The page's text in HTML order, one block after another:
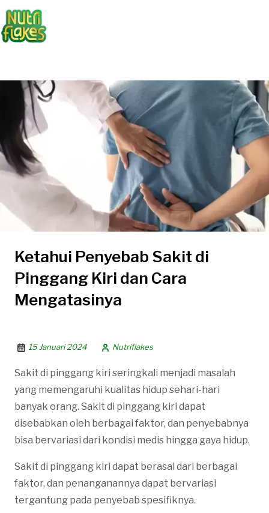
Ketahui Penyebab Sakit di
Pinggang Kiri dan Cara
Mengatasinya
15 Januari 2024 Nutriflakes
Sakit di pinggang kiri seringkali menjadi masalah
yang memengaruhi kualitas hidup sehari-hari
banyak orang. Sakit di pinggang kiri dapat
disebabkan oleh berbagai faktor, dan penyebabnya
bisa bervariasi dari kondisi medis hingga gaya hidup.
Sakit di pinggang kiri dapat berasal dari berbagai
faktor, dan penanganannya dapat bervariasi
tergantung pada penyebab spesifiknya.